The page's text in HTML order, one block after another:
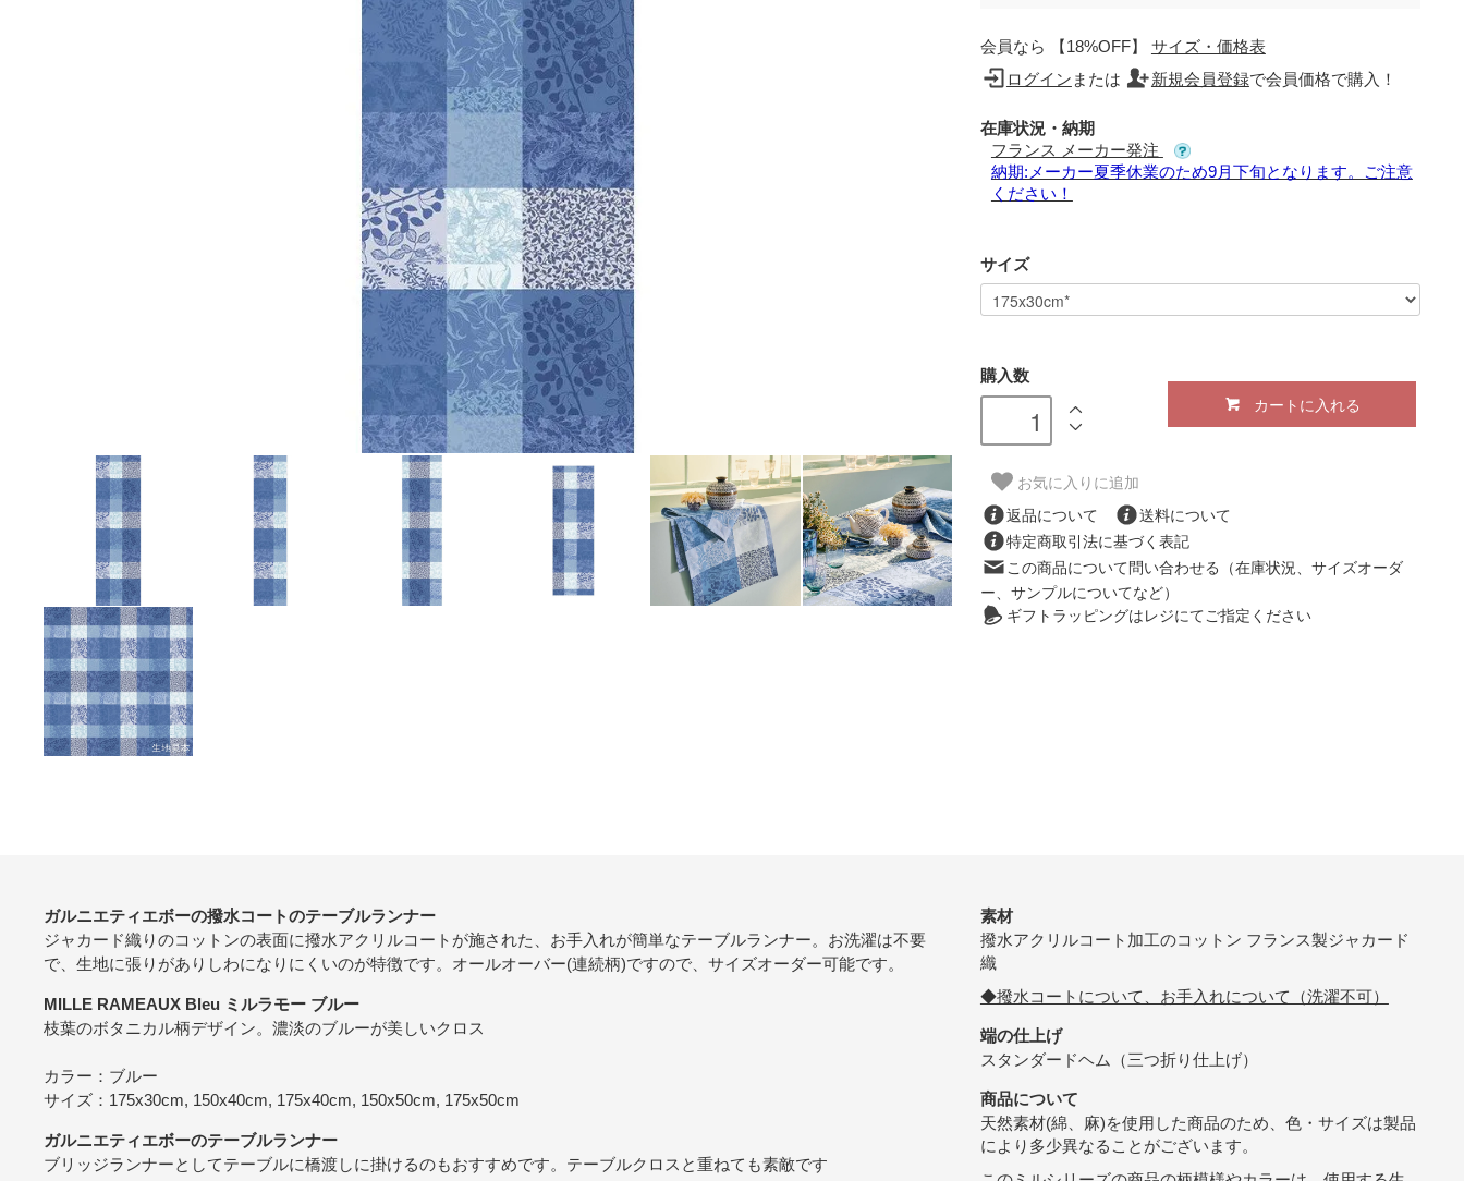
会員なら 【18%OFF】 サイズ・価格表
ログイン または 新規会員登録で会員価格で購入！
在庫状況・納期
フランス メーカー発注
納期:メーカー夏季休業のため9月下旬となります。ご注意
ください！
サイズ
購入数
カートに入れる
お気に入りに追加
返品について
送料について
特定商取引法に基づく表記
この商品について問い合わせる（在庫状況、サイズオーダ
ー、サンプルについてなど）
ギフトラッピングはレジにてご指定ください
ガルニエティエボーの撥水コートのテーブルランナー
ジャカード織りのコットンの表面に撥水アクリルコートが施された、お手入れが簡単なテーブルランナー。お洗濯は不要
で、生地に張りがありしわになりにくいのが特徴です。オールオーバー(連続柄)ですので、サイズオーダー可能です。
MILLE RAMEAUX Bleu ミルラモー ブルー
枝葉のボタニカル柄デザイン。濃淡のブルーが美しいクロス
カラー：ブルー
サイズ：175x30cm, 150x40cm, 175x40cm, 150x50cm, 175x50cm
ガルニエティエボーのテーブルランナー
ブリッジランナーとしてテーブルに橋渡しに掛けるのもおすすめです。テーブルクロスと重ねても素敵です
素材
撥水アクリルコート加工のコットン フランス製ジャカード
織
◆撥水コートについて、お手入れについて（洗濯不可）
端の仕上げ
スタンダードヘム（三つ折り仕上げ）
商品について
天然素材(綿、麻)を使用した商品のため、色・サイズは製品
により多少異なることがございます。